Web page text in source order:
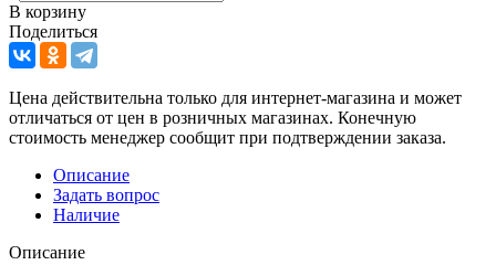
В корзину
Поделиться
Цена действительна только для интернет-магазина и может
отличаться от цен в розничных магазинах. Конечную
стоимость менеджер сообщит при подтверждении заказа.
Описание
Задать вопрос
Наличие
Описание